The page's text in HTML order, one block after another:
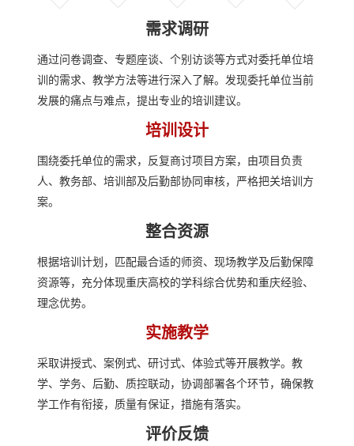
需求调研
通过问卷调查、专题座谈、个别访谈等方式对委托单位培
训的需求、教学方法等进行深入了解。发现委托单位当前
发展的痛点与难点，提出专业的培训建议。
培训设计
围绕委托单位的需求，反复商讨项目方案，由项目负责
人、教务部、培训部及后勤部协同审核，严格把关培训方
案。
整合资源
根据培训计划，匹配最合适的师资、现场教学及后勤保障
资源等，充分体现重庆高校的学科综合优势和重庆经验、
理念优势。
实施教学
采取讲授式、案例式、研讨式、体验式等开展教学。教
学、学务、后勤、质控联动，协调部署各个环节，确保教
学工作有衔接，质量有保证，措施有落实。
评价反馈